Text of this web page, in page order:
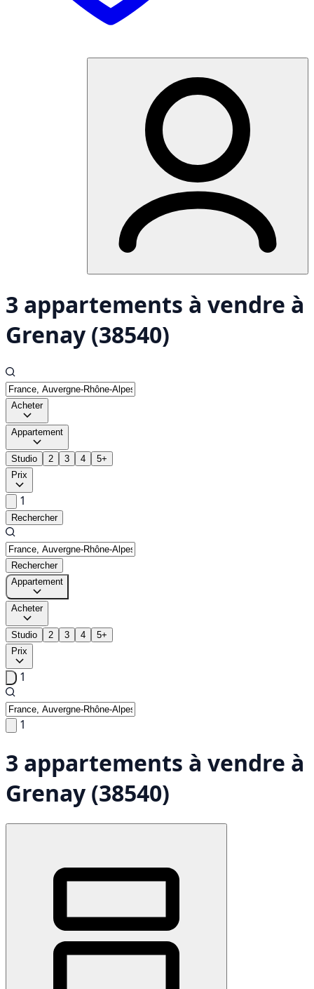
3 appartements à vendre à
Grenay (38540)
Acheter
Appartement
Studio 2 3 4
5+
Prix
1
Rechercher
Rechercher
Appartement
Acheter
Studio 2 3 4
5+
Prix
1
1
3 appartements à vendre à
Grenay (38540)